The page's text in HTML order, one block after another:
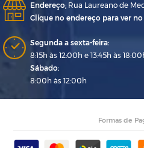
Endereço: Rua Laureano de
Clique no endereço para ver no
Segunda a sexta-feira:
8:15h às 12:00h e 13:45h às
Sábado:
8:00h às 12:00h
Formas de